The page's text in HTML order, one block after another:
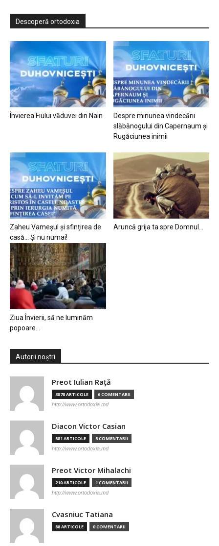
Descoperă ortodoxia
Învierea Fiului văduvei din Nain
Despre minunea vindecării
slăbănogului din Capernaum și
Rugăciunea inimii
Zaheu Vameșul și sfințirea de
casă… Și nu numai!
Aruncă grija ta spre Domnul…
Ziua Învierii, să ne luminăm
popoare…
Autorii noștri
Preot Iulian Raţă
3878 ARTICOLE 6 COMENTARII
http://www.ortodoxia.md
Diacon Victor Casian
581 ARTICOLE 5 COMENTARII
http://www.ortodoxia.md
Preot Victor Mihalachi
210 ARTICOLE 1 COMENTARII
http://www.ortodoxia.md
Cvasniuc Tatiana
88 ARTICOLE 0 COMENTARII